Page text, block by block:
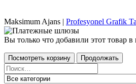
Maksimum Ajans | Profesyonel Grafik
Вы только что добавили этот товар в
Посмотреть корзину Продолжать